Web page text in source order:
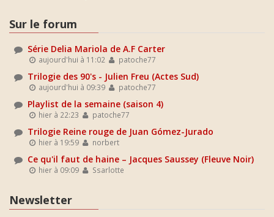
Sur le forum
Série Delia Mariola de A.F Carter
aujourd'hui à 11:02 patoche77
Trilogie des 90's - Julien Freu (Actes Sud)
aujourd'hui à 09:39 patoche77
Playlist de la semaine (saison 4)
hier à 22:23 patoche77
Trilogie Reine rouge de Juan Gómez-Jurado
hier à 19:59 norbert
Ce qu'il faut de haine – Jacques Saussey (Fleuve Noir)
hier à 09:09 Ssarlotte
Newsletter